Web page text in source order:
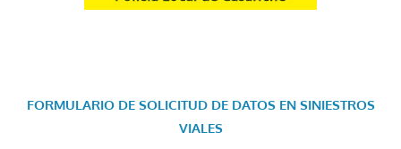
FORMULARIO DE SOLICITUD DE DATOS EN SINIESTROS
VIALES